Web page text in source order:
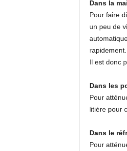
Dans la
Pour faire
un peu de
rapidement.
Il est donc
Dans les
Pour
litière pour
Dans le
Pour